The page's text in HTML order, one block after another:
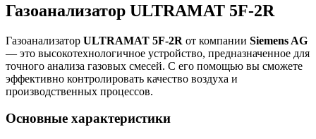
Газоанализатор ULTRAMAT 5F-2R
Газоанализатор ULTRAMAT 5F-2R от компании Siemens AG
— это высокотехнологичное устройство, предназначенное для
точного анализа газовых смесей. С его помощью вы сможете
эффективно контролировать качество воздуха и
производственных процессов.
Основные характеристики